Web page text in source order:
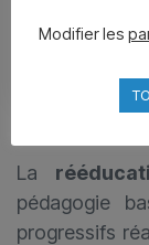
La
pédagogie
progressifs
Modifier les